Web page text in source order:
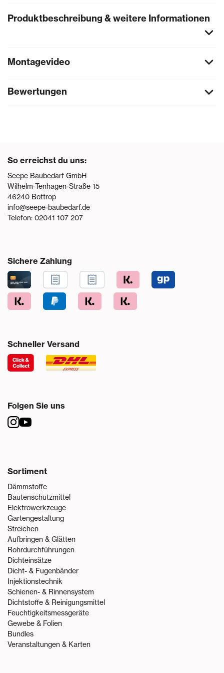
Produktbeschreibung & weitere Informationen
Montagevideo
Bewertungen
So erreichst du uns:
Seepe Baubedarf GmbH
Wilhelm-Tenhagen-Straße 15
46240 Bottrop
info@seepe-baubedarf.de
Telefon: 02041 107 207
Sichere Zahlung
Schneller Versand
Folgen Sie uns
Sortiment
Dämmstoffe
Bautenschutzmittel
Elektrowerkzeuge
Gartengestaltung
Streichen
Aufbringen & Glätten
Rohrdurchführungen
Dichteinsätze
Dicht- & Fugenbänder
Injektionstechnik
Schienen- & Rinnensystem
Dichtstoffe & Reinigungsmittel
Feuchtigkeitsmessgeräte
Gewebe & Folien
Bundles
Veranstaltungen & Karten